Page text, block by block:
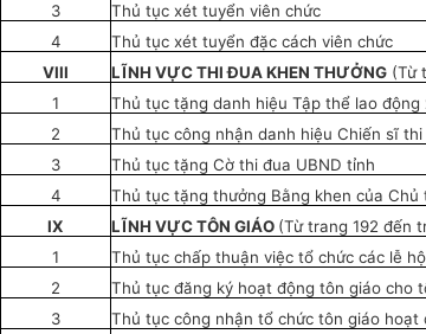
3
Thủ tục xét tuyển viên chức
4
Thủ tục xét tuyển đặc cách viên chức
VIII
LĨNH VỰC THI ĐUA KHEN THƯỞNG (Từ
1
Thủ tục tặng danh hiệu Tập thể lao động
2
Thủ tục công nhận danh hiệu Chiến sĩ thi
3
Thủ tục tặng Cờ thi đua UBND tỉnh
4
Thủ tục tặng thưởng Bằng khen của Chủ
IX
LĨNH VỰC TÔN GIÁO (Từ trang 192 đến
1
Thủ tục chấp thuận việc tổ chức các lễ
2
Thủ tục đăng ký hoạt động tôn giáo cho
3
Thủ tục công nhận tổ chức tôn giáo